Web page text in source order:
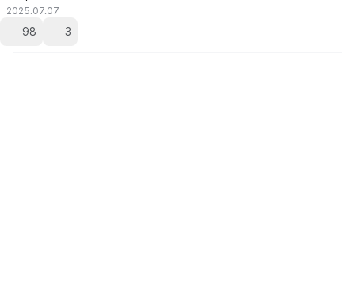
2025.07.07
98 3